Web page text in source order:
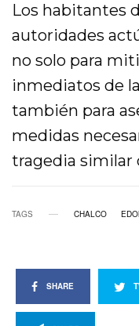
Los habitantes
autoridades
no solo para
inmediatos de
también para
medidas
tragedia similar
TAGS CHALCO
SHARE